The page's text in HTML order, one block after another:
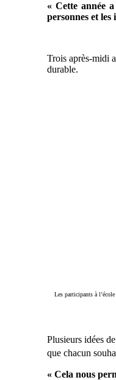
« Cette année
personnes et les
Trois après-midi
durable.
Les participants à
Plusieurs idées
que chacun
« Cela nous